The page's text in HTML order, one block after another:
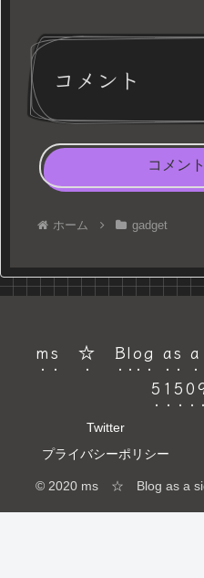
コメント
コメン
ホーム gadget
ms ☆ Blog as
Twitter
プライバシーポリシー
© 2020 ms ☆ Blog as a